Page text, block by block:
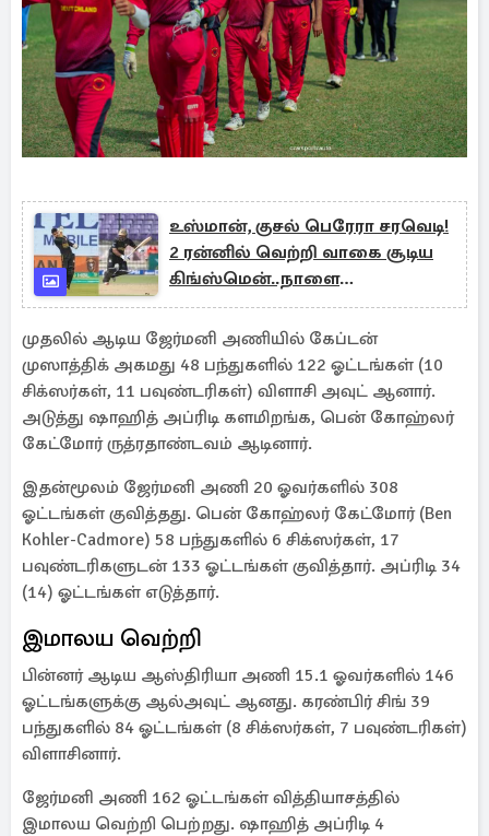
உஸ்மான், குசல் பெரேரா சரவெடி!
2 ரன்னில் வெற்றி வாகை சூடிய
கிங்ஸ்மென்..நாளை
இறுதிப்போட்டி
முதலில் ஆடிய ஜேர்மனி அணியில் கேப்டன்
முஸாத்திக் அகமது 48 பந்துகளில் 122 ஓட்டங்கள் (10
சிக்ஸர்கள், 11 பவுண்டரிகள்) விளாசி அவுட் ஆனார்.
அடுத்து ஷாஹித் அப்ரிடி களமிறங்க, பென் கோஹ்லர்
கேட்மோர் ருத்ரதாண்டவம் ஆடினார்.
இதன்மூலம் ஜேர்மனி அணி 20 ஓவர்களில் 308
ஓட்டங்கள் குவித்தது. பென் கோஹ்லர் கேட்மோர் (Ben
Kohler-Cadmore) 58 பந்துகளில் 6 சிக்ஸர்கள், 17
பவுண்டரிகளுடன் 133 ஓட்டங்கள் குவித்தார். அப்ரிடி 34
(14) ஓட்டங்கள் எடுத்தார்.
இமாலய வெற்றி
பின்னர் ஆடிய ஆஸ்திரியா அணி 15.1 ஓவர்களில் 146
ஓட்டங்களுக்கு ஆல்அவுட் ஆனது. கரண்பிர் சிங் 39
பந்துகளில் 84 ஓட்டங்கள் (8 சிக்ஸர்கள், 7 பவுண்டரிகள்)
விளாசினார்.
ஜேர்மனி அணி 162 ஓட்டங்கள் வித்தியாசத்தில்
இமாலய வெற்றி பெற்றது. ஷாஹித் அப்ரிடி 4